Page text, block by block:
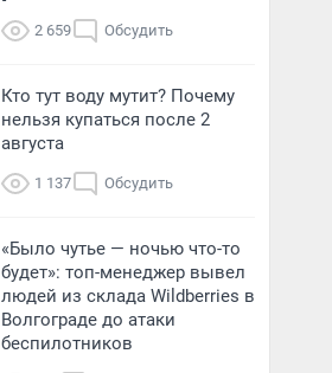
2 659 Обсудить
Кто тут воду мутит? Почему
нельзя купаться после 2
августа
1 137 Обсудить
«Было чутье — ночью что-то
будет»: топ-менеджер вывел
людей из склада Wildberries в
Волгограде до атаки
беспилотников